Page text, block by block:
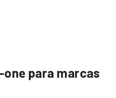
para marcas